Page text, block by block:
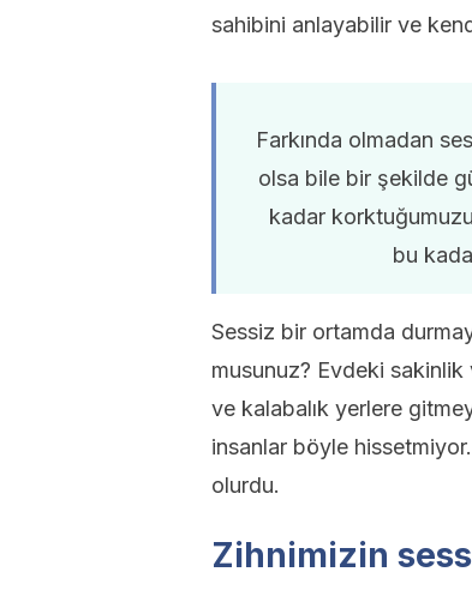
sahibini anlayabilir ve
Farkında olmadan
olsa bile bir şekilde
kadar
bu
Sessiz bir ortamda
musunuz? Evdeki
ve kalabalık yerlere
insanlar böyle
olurdu.
Zihnimizin